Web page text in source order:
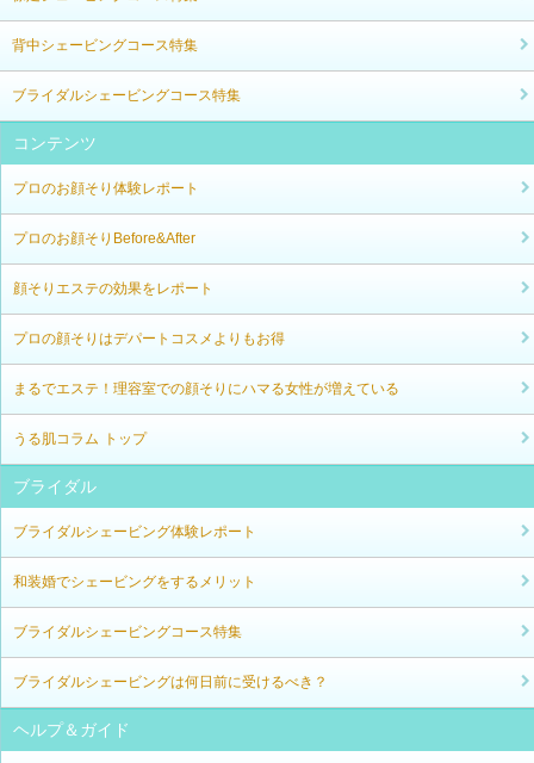
背中シェービングコース特集
ブライダルシェービングコース特集
コンテンツ
プロのお顔そり体験レポート
プロのお顔そりBefore&After
顔そりエステの効果をレポート
プロの顔そりはデパートコスメよりもお得
まるでエステ！理容室での顔そりにハマる女性が増えている
うる肌コラム トップ
ブライダル
ブライダルシェービング体験レポート
和装婚でシェービングをするメリット
ブライダルシェービングコース特集
ブライダルシェービングは何日前に受けるべき？
ヘルプ＆ガイド